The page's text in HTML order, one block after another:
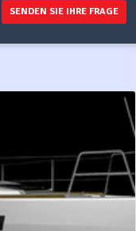
SENDEN SIE IHRE FRAGE